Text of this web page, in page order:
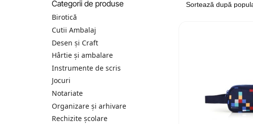
Categorii de produse
Birotică
Cutii Ambalaj
Desen și Craft
Hârtie și ambalare
Instrumente de scris
Jocuri
Notariate
Organizare și arhivare
Rechizite școlare